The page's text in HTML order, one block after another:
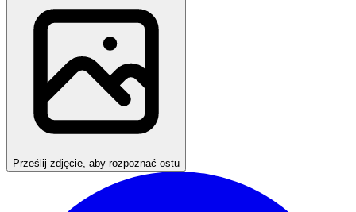
Prześlij zdjęcie, aby rozpoznać ostu